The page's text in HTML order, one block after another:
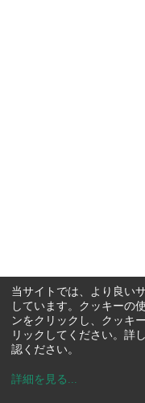
当サイトでは、より良い
しています。クッキーの
ンをクリックし、クッキ
リックしてください。詳
認ください。
詳細を見る ...